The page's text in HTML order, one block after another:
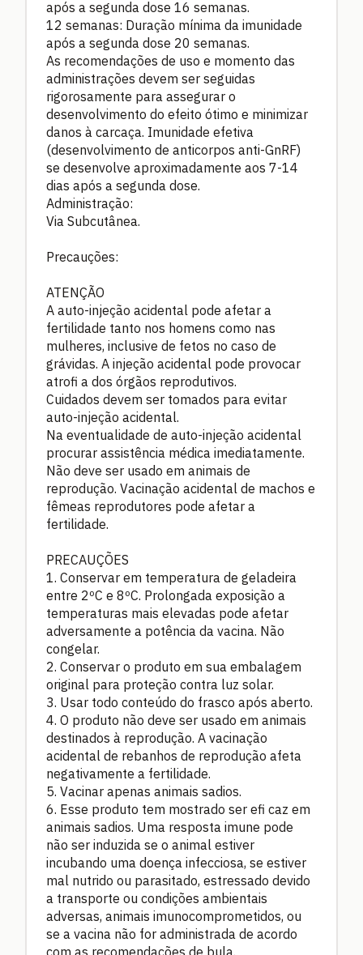
após a segunda dose 16 semanas.
12 semanas: Duração mínima da imunidade
após a segunda dose 20 semanas.
As recomendações de uso e momento das
administrações devem ser seguidas
rigorosamente para assegurar o
desenvolvimento do efeito ótimo e minimizar
danos à carcaça. Imunidade efetiva
(desenvolvimento de anticorpos anti-GnRF)
se desenvolve aproximadamente aos 7-14
dias após a segunda dose.
Administração:
Via Subcutânea.
Precauções:
ATENÇÃO
A auto-injeção acidental pode afetar a
fertilidade tanto nos homens como nas
mulheres, inclusive de fetos no caso de
grávidas. A injeção acidental pode provocar
atrofi a dos órgãos reprodutivos.
Cuidados devem ser tomados para evitar
auto-injeção acidental.
Na eventualidade de auto-injeção acidental
procurar assistência médica imediatamente.
Não deve ser usado em animais de
reprodução. Vacinação acidental de machos e
fêmeas reprodutores pode afetar a
fertilidade.
PRECAUÇÕES
1. Conservar em temperatura de geladeira
entre 2ºC e 8ºC. Prolongada exposição a
temperaturas mais elevadas pode afetar
adversamente a potência da vacina. Não
congelar.
2. Conservar o produto em sua embalagem
original para proteção contra luz solar.
3. Usar todo conteúdo do frasco após aberto.
4. O produto não deve ser usado em animais
destinados à reprodução. A vacinação
acidental de rebanhos de reprodução afeta
negativamente a fertilidade.
5. Vacinar apenas animais sadios.
6. Esse produto tem mostrado ser efi caz em
animais sadios. Uma resposta imune pode
não ser induzida se o animal estiver
incubando uma doença infecciosa, se estiver
mal nutrido ou parasitado, estressado devido
a transporte ou condições ambientais
adversas, animais imunocomprometidos, ou
se a vacina não for administrada de acordo